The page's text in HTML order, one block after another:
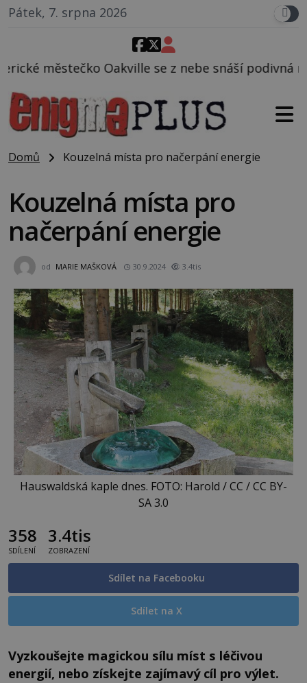
Pátek, 7. srpna 2026
se z nebe snáší podivná rosolovitá látka
Domů Kouzelná místa pro načerpání energie
Kouzelná místa pro
načerpání energie
od MARIE MAŠKOVÁ 30.9.2024 3.4tis
Hauswaldská kaple dnes. FOTO: Harold / CC / CC BY-
SA 3.0
358
SDÍLENÍ
3.4tis
ZOBRAZENÍ
Sdílet na Facebooku
Sdílet na X
Vyzkoušejte magickou sílu míst s léčivou
energií, nebo získejte zajímavý cíl pro výlet.